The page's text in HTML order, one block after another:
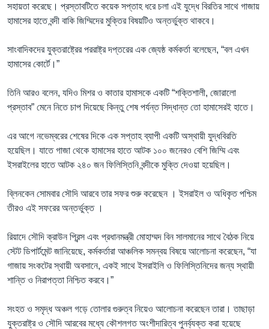
সহায়তা করেছে। প্রস্তাবটিতে কয়েক সপ্তাহ ধরে চলা এই যুদ্ধে বিরতির সাথে গাজায়
হামাসের হাতে বন্দী বাকি জিম্মিদের মুক্তির বিষয়টিও অন্তর্ভুক্ত থাকবে।
সাংবাদিকদের যুক্তরাষ্ট্রের পররাষ্ট্র দপ্তরের এক জ্যেষ্ঠ কর্মকর্তা বলেছেন, “বল এখন
হামাসের কোর্টে।”
তিনি আরও বলেন, যদিও মিশর ও কাতার হামাসকে একটি “শক্তিশালী, জোরালো
প্রস্তাব” মেনে নিতে চাপ দিয়েছে কিন্তু শেষ পর্যন্ত সিদ্ধান্ত তো হামাসেরই হাতে।
এর আগে নভেম্বরের শেষের দিকে এক সপ্তাহ ব্যাপী একটি অস্থায়ী যুদ্ধবিরতি
হয়েছিল। যাতে গাজা থেকে হামাসের হাতে আটক ১০০ জনেরও বেশি জিম্মি এবং
ইসরাইলের হাতে আটক ২৪০ জন ফিলিস্তিনি বন্দীকে মুক্তি দেওয়া হয়েছিল।
ব্লিনকেন সোমবার সৌদি আরবে তার সফর শুরু করেছেন । ইসরাইল ও অধিকৃত পশ্চিম
তীরও এই সফরের অন্তর্ভুক্ত ।
রিয়াদে সৌদি ক্রাউন প্রিন্স এবং প্রধানমন্ত্রী মোহাম্মদ বিন সালমানের সাথে বৈঠক নিয়ে
স্টেট ডিপার্টমেন্ট জানিয়েছে, কর্মকর্তারা আঞ্চলিক সমন্বয় বিষয়ে আলোচনা করেছেন, “যা
গাজায় সংকটের স্থায়ী অবসানে, একই সাথে ইসরাইলি ও ফিলিস্তিনিদের জন্য স্থায়ী
শান্তি ও নিরাপত্তা নিশ্চিত করবে।”
সংহত ও সমৃদ্ধ অঞ্চল গড়ে তোলার গুরুত্ব নিয়েও আলোচনা করেছেন তারা। তাছাড়া
যুক্তরাষ্ট্র ও সৌদি আরবের মধ্যে কৌশলগত অংশীদারিত্ব পুনর্ব্যক্ত করা হয়েছে